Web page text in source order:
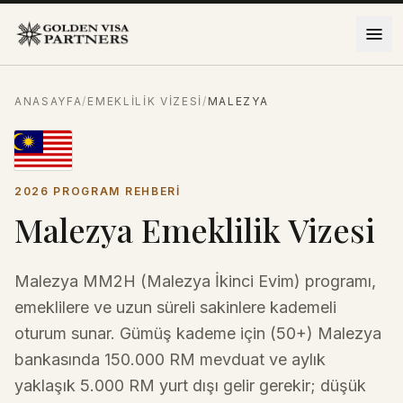
ANASAYFA/ EMEKLILIK VIZESI/ MALEZYA
2026 PROGRAM REHBERI
Malezya Emeklilik Vizesi
Malezya MM2H (Malezya İkinci Evim) programı,
emeklilere ve uzun süreli sakinlere kademeli
oturum sunar. Gümüş kademe için (50+) Malezya
bankasında 150.000 RM mevduat ve aylık
yaklaşık 5.000 RM yurt dışı gelir gerekir; düşük